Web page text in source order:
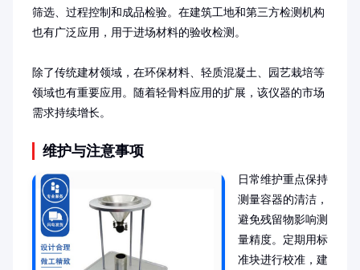
筛选、过程控制和成品检验。在建筑工地和第三方检测机构
也有广泛应用，用于进场材料的验收检测。
除了传统建材领域，在环保材料、轻质混凝土、园艺栽培等
领域也有重要应用。随着轻骨料应用的扩展，该仪器的市场
需求持续增长。
维护与注意事项
日常维护重点保持
测量容器的清洁，
避免残留物影响测
量精度。定期用标
准块进行校准，建